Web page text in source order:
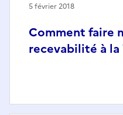
Comment faire
recevabilité à la
5 février 2018